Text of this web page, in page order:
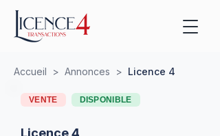
Accueil > Annonces > Licence 4
VENTE DISPONIBLE
Licence 4